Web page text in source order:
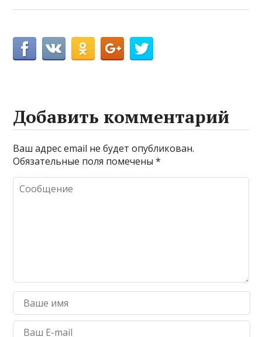
Добавить комментарий
Ваш адрес email не будет опубликован.
Обязательные поля помечены*